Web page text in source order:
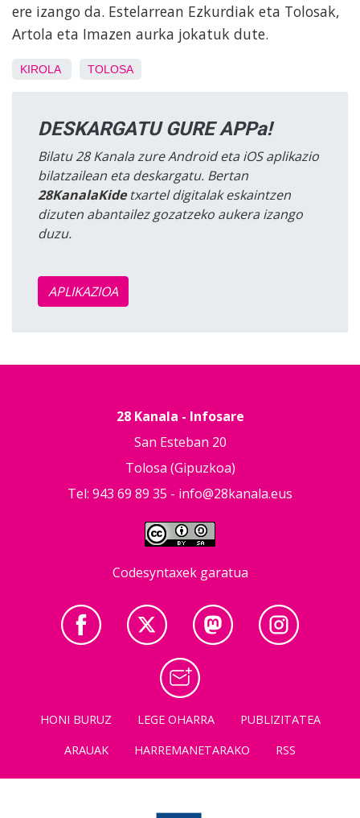
ere izango da. Estelarrean Ezkurdiak eta Tolosak,
Artola eta Imazen aurka jokatuk dute.
KIROLA TOLOSA
DESKARGATU GURE APPa!
Bilatu 28 Kanala zure Android eta iOS aplikazio
bilatzailean eta deskargatu. Bertan
28KanalaKidetxartel digitalak eskaintzen
dizuten abantailez gozatzeko aukera izango
duzu.
APLIKAZIOA
28 Kanala - Infosare
San Esteban 20
Tolosa (Gipuzkoa)
Tel: 943 69 89 35 - info@28kanala.eus
Codesyntaxek garatua
HONI BURUZ LEGE OHARRA
PUBLIZITATEA
ARAUAK
HARREMANETARAKO RSS